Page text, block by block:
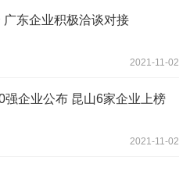
东企业积极洽谈对接
2021-11-02
企业公布 昆山6家企业上榜
2021-11-02